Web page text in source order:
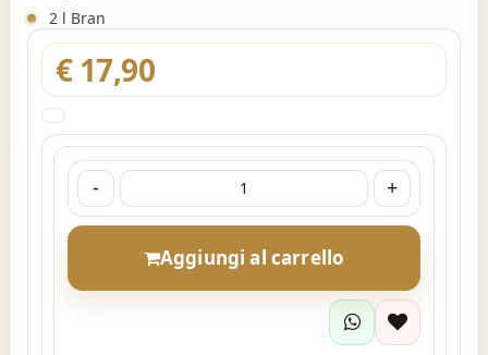
2 l Bran
€ 17,90
- +
Aggiungi al carrello